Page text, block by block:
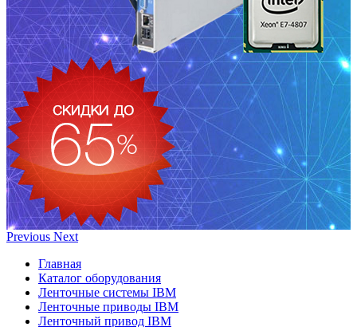
Previous Next
Главная
Каталог оборудования
Ленточные системы IBM
Ленточные приводы IBM
Ленточный привод IBM